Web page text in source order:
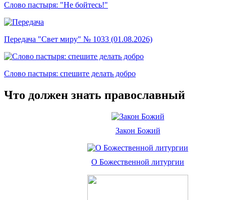
Слово пастыря: "Не бойтесь!"
Передача "Свет миру" № 1033 (01.08.2026)
Слово пастыря: спешите делать добро
Что должен знать православный
Закон Божий
О Божественной литургии